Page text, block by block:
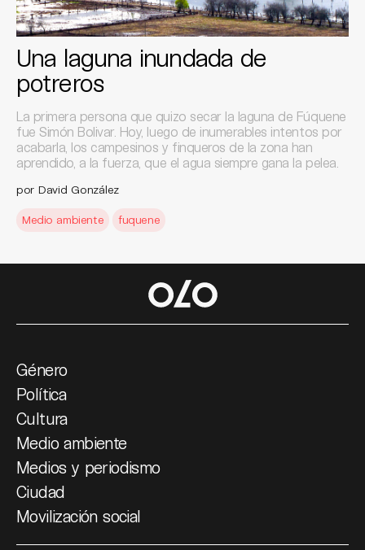
Una laguna inundada de
potreros
La primera persona que quizo secar la laguna de Fúquene
fue Simón Bolivar. Hoy, luego de inumerables intentos por
acabarla, los campesinos y finqueros de la zona han
aprendido, a la fuerza, que el agua siempre gana la pelea.
por David González
Medio ambiente fuquene
Género
Política
Cultura
Medio ambiente
Medios y periodismo
Ciudad
Movilización social